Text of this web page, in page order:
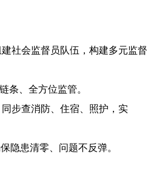
社会监督员队伍，构建多元监督
条、全方位监管。
步查消防、住宿、照护，实
隐患清零、问题不反弹。